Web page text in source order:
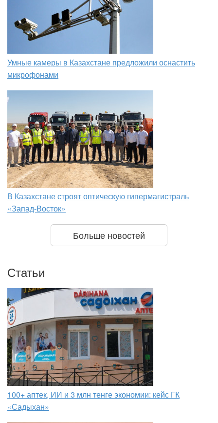
Умные камеры в Казахстане предложили оснастить
микрофонами
В Казахстане строят оптическую гипермагистраль
«Запад-Восток»
Больше новостей
Статьи
100+ аптек, ИИ и 3 млн тенге экономии: кейс ГК
«Садыхан»